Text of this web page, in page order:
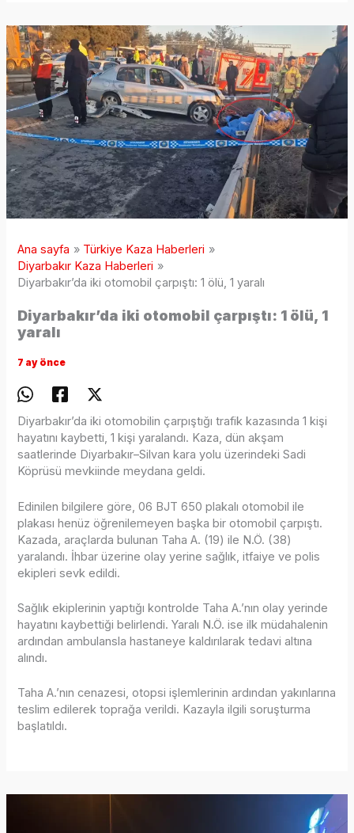
Ana sayfa
Türkiye Kaza Haberleri
Diyarbakır Kaza Haberleri
Diyarbakır’da iki otomobil çarpıştı: 1 ölü, 1 yaralı
Diyarbakır’da iki otomobil çarpıştı: 1 ölü, 1
yaralı
7 ay önce
Diyarbakır’da iki otomobilin çarpıştığı trafik kazasında 1 kişi
hayatını kaybetti, 1 kişi yaralandı. Kaza, dün akşam
saatlerinde Diyarbakır–Silvan kara yolu üzerindeki Sadi
Köprüsü mevkiinde meydana geldi.
Edinilen bilgilere göre, 06 BJT 650 plakalı otomobil ile
plakası henüz öğrenilemeyen başka bir otomobil çarpıştı.
Kazada, araçlarda bulunan Taha A. (19) ile N.Ö. (38)
yaralandı. İhbar üzerine olay yerine sağlık, itfaiye ve polis
ekipleri sevk edildi.
Sağlık ekiplerinin yaptığı kontrolde Taha A.’nın olay yerinde
hayatını kaybettiği belirlendi. Yaralı N.Ö. ise ilk müdahalenin
ardından ambulansla hastaneye kaldırılarak tedavi altına
alındı.
Taha A.’nın cenazesi, otopsi işlemlerinin ardından yakınlarına
teslim edilerek toprağa verildi. Kazayla ilgili soruşturma
başlatıldı.